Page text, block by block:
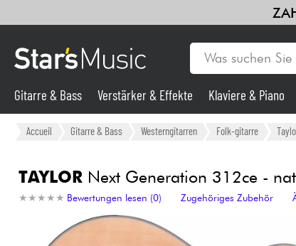
Gitarre & Bass
Synths & samplers
Gitarre & Bass Verstärker & Effekte Klaviere & Piano
Accueil Gitarre & Bass Westerngitarren Folk-gitarre
TAYLORNext Generation 312ce -
★ ★ ★ ★ ★
★ ★ ★ ★ ★ Bewertungen lesen (0) Zugehöriges Zubehör